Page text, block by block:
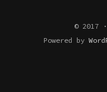
© 2017
Powered by